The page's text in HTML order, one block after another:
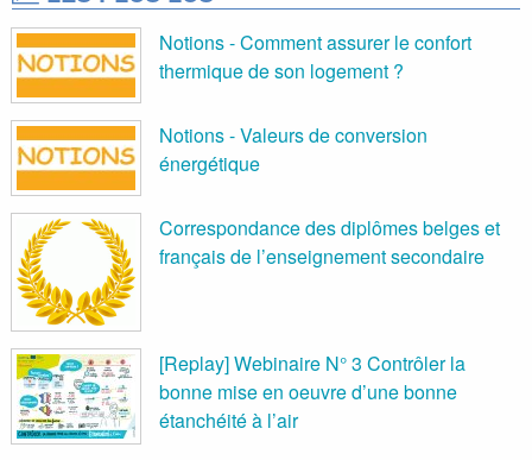
Notions - Comment assurer le confort
thermique de son logement ?
Notions - Valeurs de conversion
énergétique
Correspondance des diplômes belges et
français de l’enseignement secondaire
[Replay] Webinaire N° 3 Contrôler la
bonne mise en oeuvre d’une bonne
étanchéité à l’air